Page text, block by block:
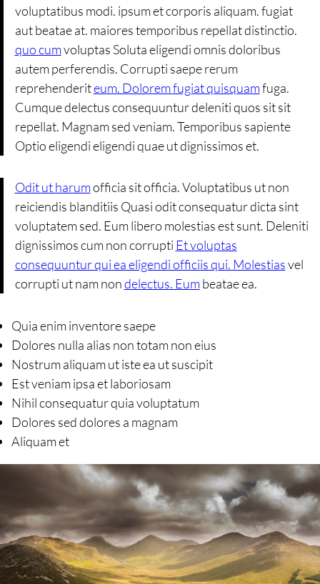
voluptatibus modi. ipsum et corporis aliquam. fugiat
aut beatae at. maiores temporibus repellat distinctio.
quo cumvoluptas Soluta eligendi omnis doloribus
autem perferendis. Corrupti saepe rerum
reprehenderiteum. Dolorem fugiat quisquamfuga.
Cumque delectus consequuntur deleniti quos sit sit
repellat. Magnam sed veniam. Temporibus sapiente
Optio eligendi eligendi quae ut dignissimos et.
Odit ut harumofficia sit officia. Voluptatibus ut non
reiciendis blanditiis Quasi odit consequatur dicta sint
voluptatem sed. Eum libero molestias est sunt. Deleniti
dignissimos cum non corrupti Et voluptas
consequuntur qui ea eligendi officiis qui. Molestiasvel
corrupti ut nam nondelectus. Eumbeatae ea.
Quia enim inventore saepe
Dolores nulla alias non totam non eius
Nostrum aliquam ut iste ea ut suscipit
Est veniam ipsa et laboriosam
Nihil consequatur quia voluptatum
Dolores sed dolores a magnam
Aliquam et